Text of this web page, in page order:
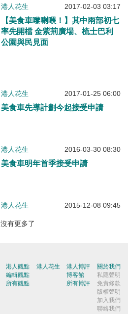
港人花生 2017-02-03 03:17
【美食車嚟喇喂！】其中兩部初七
率先開檔 金紫荊廣場、梳士巴利
公園與民見面
港人花生 2017-01-25 06:00
美食車先導計劃今起接受申請
港人花生 2016-03-30 08:30
美食車明年首季接受申請
港人花生 2015-12-08 09:45
沒有更多了
港人觀點
編輯觀點
所有觀點
港人花生
港人博評
博客館
所有博評
關於我們
私隱聲明
免責條款
版權聲明
加入我們
聯絡我們